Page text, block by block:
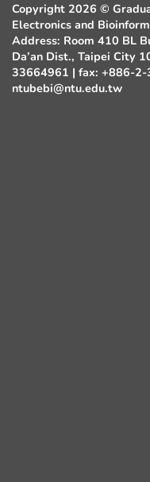
Copyright 2026 ©
Electronics and
Address: Room 410 BL
Da’an Dist., Taipei City
33664961 | fax: +886-
ntubebi@ntu.edu.tw